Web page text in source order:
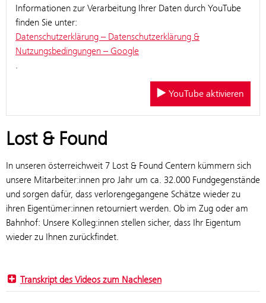
Informationen zur Verarbeitung Ihrer Daten durch YouTube
finden Sie unter:
Datenschutzerklärung – Datenschutzerklärung &
Nutzungsbedingungen – Google
YouTube aktivieren
Lost & Found
In unseren österreichweit 7 Lost & Found Centern kümmern sich
unsere Mitarbeiter:innen pro Jahr um ca. 32.000 Fundgegenstände
und sorgen dafür, dass verlorengegangene Schätze wieder zu
ihren Eigentümer:innen retourniert werden. Ob im Zug oder am
Bahnhof: Unsere Kolleg:innen stellen sicher, dass Ihr Eigentum
wieder zu Ihnen zurückfindet.
Transkript des Videos zum Nachlesen